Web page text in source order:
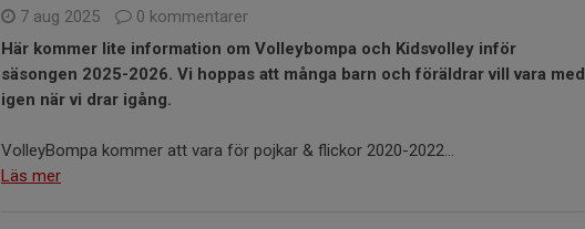
7 aug 2025
0 kommentarer
Här kommer lite information om Volleybompa och Kidsvolley inför
säsongen 2025-2026. Vi hoppas att många barn och föräldrar vill vara med
igen när vi drar igång.
VolleyBompa kommer att vara för pojkar & flickor 2020-2022...
Läs mer